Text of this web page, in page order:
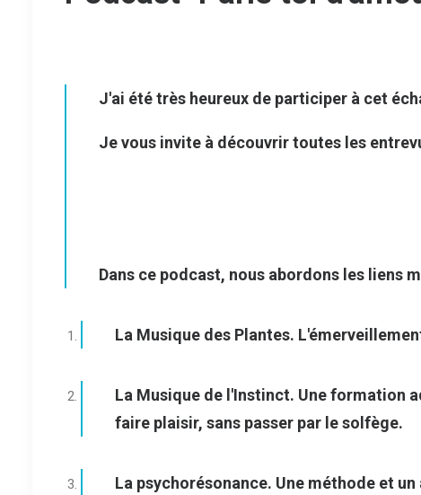
J'ai été très heureux de participer à cet
Je vous invite à découvrir toutes les
Dans ce podcast, nous abordons les liens
La Musique des Plantes.
La Musique de l'Instinct. Une formation
faire plaisir, sans passer par le solfège.
La psychorésonance. Une méthode et